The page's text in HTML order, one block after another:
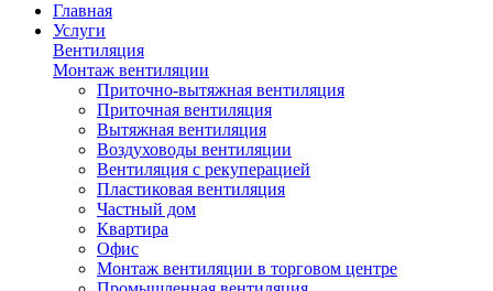
Главная
Услуги
Вентиляция
Монтаж вентиляции
Приточно-вытяжная вентиляция
Приточная вентиляция
Вытяжная вентиляция
Воздуховоды вентиляции
Вентиляция с рекуперацией
Пластиковая вентиляция
Частный дом
Квартира
Офис
Монтаж вентиляции в торговом центре